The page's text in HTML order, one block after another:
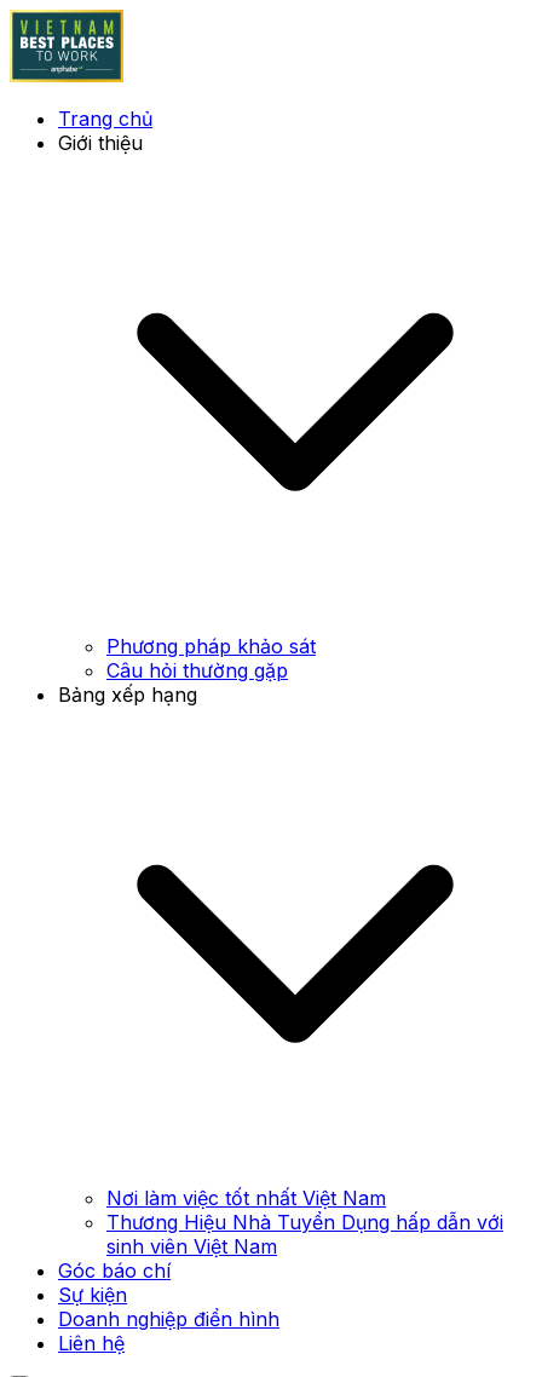
Trang chủ
Giới thiệu
Phương pháp khảo sát
Câu hỏi thường gặp
Bảng xếp hạng
Nơi làm việc tốt nhất Việt Nam
Thương Hiệu Nhà Tuyển Dụng hấp dẫn với
sinh viên Việt Nam
Góc báo chí
Sự kiện
Doanh nghiệp điển hình
Liên hệ